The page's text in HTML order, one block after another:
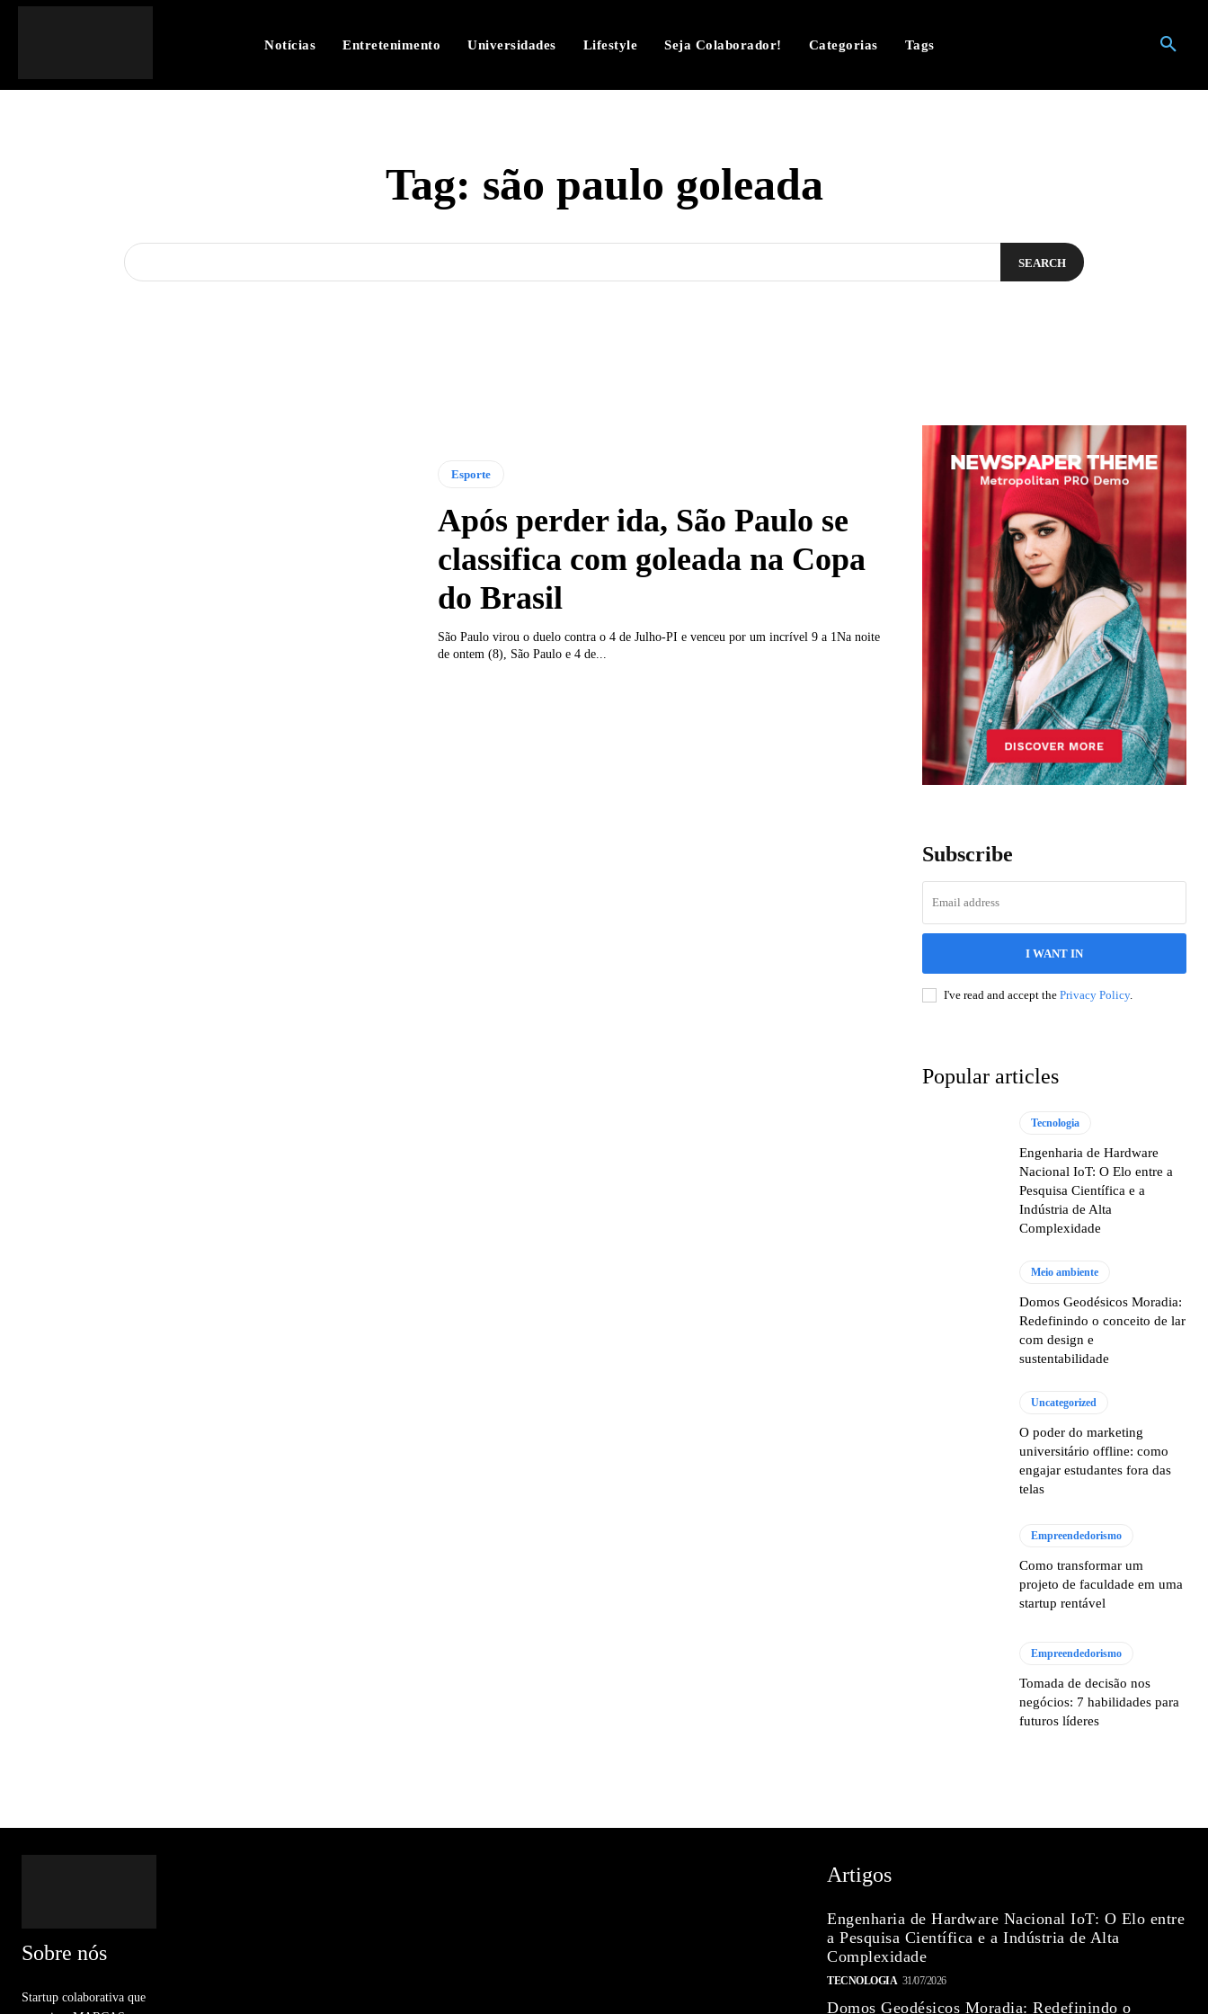
Notícias Entretenimento Universidades Lifestyle Seja Colaborador! Categorias Tags
Tag: são paulo goleada
SEARCH
Esporte
Após perder ida, São Paulo se
classifica com goleada na Copa
do Brasil
São Paulo virou o duelo contra o 4 de Julho-PI e venceu por um incrível 9 a 1Na noite
de ontem (8), São Paulo e 4 de...
Subscribe
I WANT IN
I've read and accept the Privacy Policy.
Popular articles
Tecnologia
Engenharia de Hardware
Nacional IoT: O Elo entre a
Pesquisa Científica e a
Indústria de Alta
Complexidade
Meio ambiente
Domos Geodésicos Moradia:
Redefinindo o conceito de lar
com design e
sustentabilidade
Uncategorized
O poder do marketing
universitário offline: como
engajar estudantes fora das
telas
Empreendedorismo
Como transformar um
projeto de faculdade em uma
startup rentável
Empreendedorismo
Tomada de decisão nos
negócios: 7 habilidades para
futuros líderes
Sobre nós
Startup colaborativa que
Artigos
Engenharia de Hardware Nacional IoT: O Elo entre
a Pesquisa Científica e a Indústria de Alta
Complexidade
TECNOLOGIA 31/07/2026
Domos Geodésicos Moradia: Redefinindo o